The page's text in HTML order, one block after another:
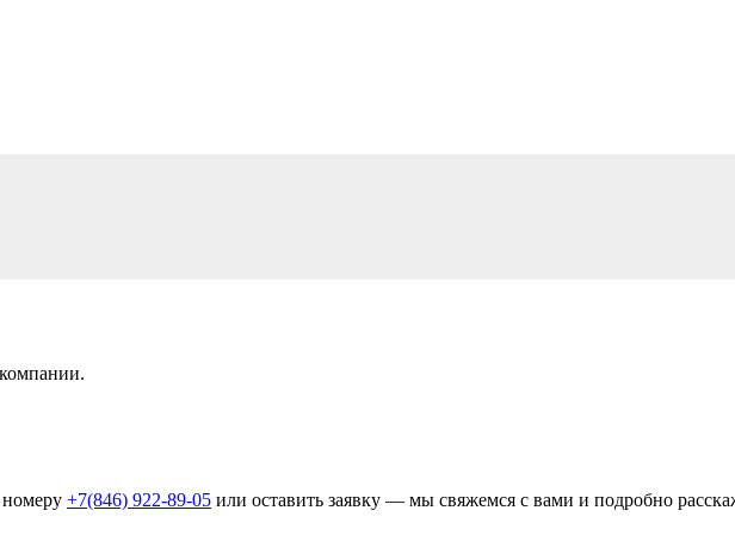
+7(846) 922-89-05 или оставить заявку — мы свяжемся с вами и подробно